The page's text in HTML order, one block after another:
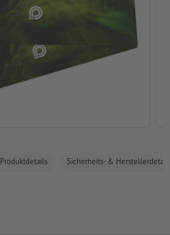
Produktdetails Sicherheits- &